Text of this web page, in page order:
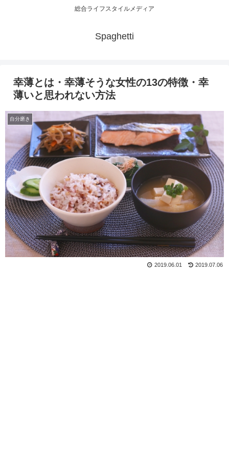
総合ライフスタイルメディア
Spaghetti
幸薄とは・幸薄そうな女性の13の特徴・幸
薄いと思われない方法
自分磨き
2019.07.06
2019.06.01